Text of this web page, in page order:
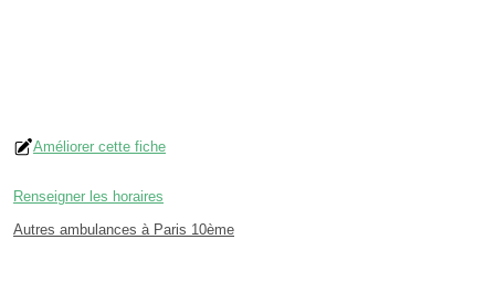
Améliorer cette fiche
Renseigner les horaires
Autres ambulances à Paris 10ème